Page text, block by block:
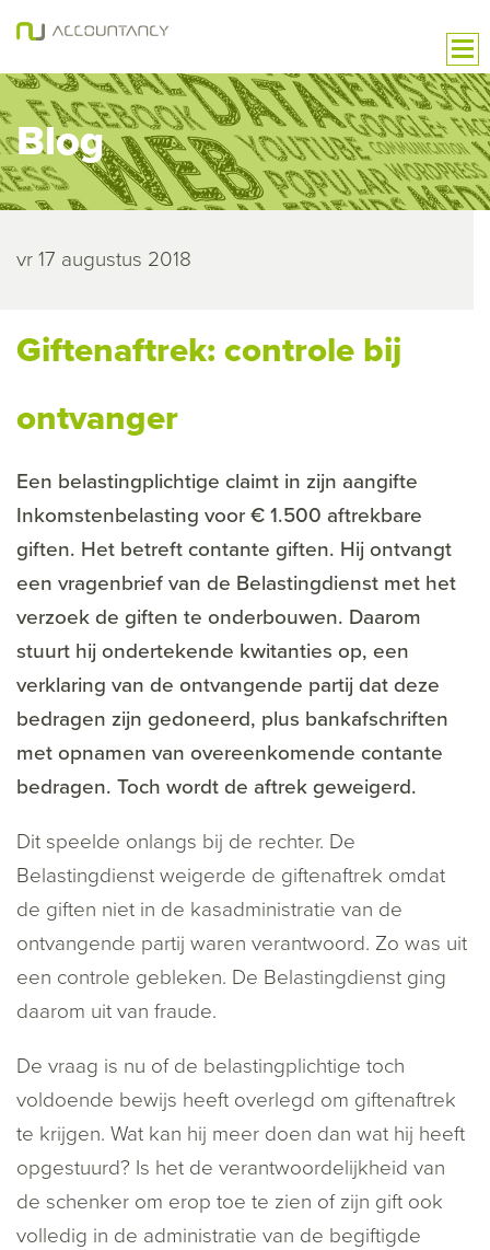
Blog
vr 17 augustus 2018
Giftenaftrek: controle bij
ontvanger
Een belastingplichtige claimt in zijn aangifte
Inkomstenbelasting voor € 1.500 aftrekbare
giften. Het betreft contante giften. Hij ontvangt
een vragenbrief van de Belastingdienst met het
verzoek de giften te onderbouwen. Daarom
stuurt hij ondertekende kwitanties op, een
verklaring van de ontvangende partij dat deze
bedragen zijn gedoneerd, plus bankafschriften
met opnamen van overeenkomende contante
bedragen. Toch wordt de aftrek geweigerd.
Dit speelde onlangs bij de rechter. De
Belastingdienst weigerde de giftenaftrek omdat
de giften niet in de kasadministratie van de
ontvangende partij waren verantwoord. Zo was uit
een controle gebleken. De Belastingdienst ging
daarom uit van fraude.
De vraag is nu of de belastingplichtige toch
voldoende bewijs heeft overlegd om giftenaftrek
te krijgen. Wat kan hij meer doen dan wat hij heeft
opgestuurd? Is het de verantwoordelijkheid van
de schenker om erop toe te zien of zijn gift ook
volledig in de administratie van de begiftigde